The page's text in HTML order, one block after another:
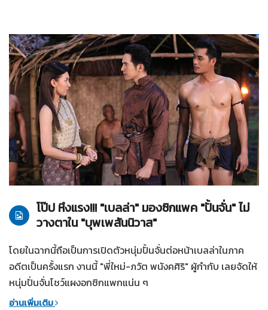
01-03-2561 บุพเพสันนิวาส
โป๊ป หึงแรง!!! "เบลล่า" มองซิกแพค "ปั้นจั่น" ไม่
วางตาใน "บุพเพสันนิวาส"
โดยในฉากนี้ถือเป็นการเปิดตัวหนุ่มปั้นจั่นต่อหน้าเบลล่าในภาค
อดีตเป็นครั้งแรก งานนี้ "พี่ใหม่-ภวัต พนังคศิริ" ผู้กำกับ เลยจัดให้
หนุ่มปั่นจั่นโชว์แผงอกซิกแพกแน่น ๆ
อ่านเพิ่มเติม